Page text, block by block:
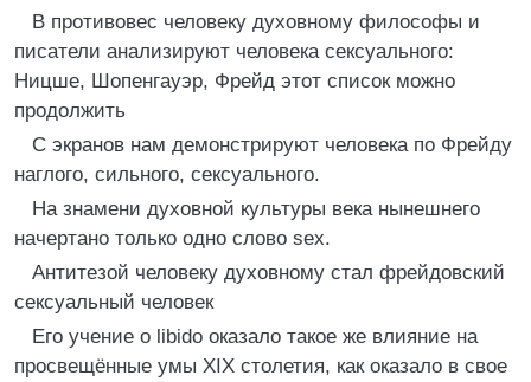
В противовес человеку духовному философы и
писатели анализируют человека сексуального:
Ницше, Шопенгауэр, Фрейд этот список можно
продолжить
С экранов нам демонстрируют человека по Фрейду
наглого, сильного, сексуального.
На знамени духовной культуры века нынешнего
начертано только одно слово sex.
Антитезой человеку духовному стал фрейдовский
сексуальный человек
Его учение о libido оказало такое же влияние на
просвещённые умы XIX столетия, как оказало в свое